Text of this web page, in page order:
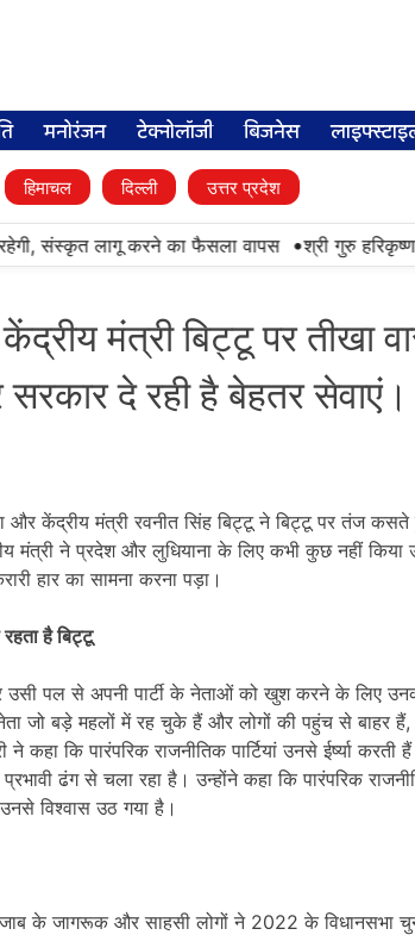
मनोरंजन टेक्नोलॉजी बिजनेस
हिमाचल दिल्ली उत्तर प्रदेश
संस्कृत लागू करने का फैसला वापस • श्री गुरु हरिकृष्ण
मंत्री बिट्टू पर तीखा
सरकार दे रही है बेहतर सेवाएं।
केंद्रीय मंत्री रवनीत सिंह बिट्टू ने बिट्टू पर तंज कसते
मंत्री ने प्रदेश और लुधियाना के लिए कभी कुछ नहीं किया
हार का सामना करना पड़ा।
है बिट्टू
उसी पल से अपनी पार्टी के नेताओं को खुश करने के लिए
जो बड़े महलों में रह चुके हैं और लोगों की पहुंच से बाहर
ने कहा कि पारंपरिक राजनीतिक पार्टियां उनसे ईर्ष्या
ढंग से चला रहा है। उन्होंने कहा कि पारंपरिक
विश्वास उठ गया है।
के जागरूक और साहसी लोगों ने 2022 के विधानसभा